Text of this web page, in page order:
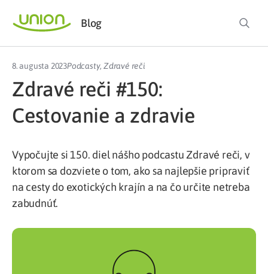
Blog
8. augusta 2023Podcasty,Zdravé reči
Zdravé reči #150:
Cestovanie a zdravie
Vypočujte si 150. diel nášho podcastu Zdravé reči, v
ktorom sa dozviete o tom, ako sa najlepšie pripraviť
na cesty do exotických krajín a na čo určite netreba
zabudnúť.